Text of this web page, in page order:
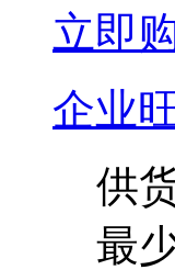
立即
企业
供
最